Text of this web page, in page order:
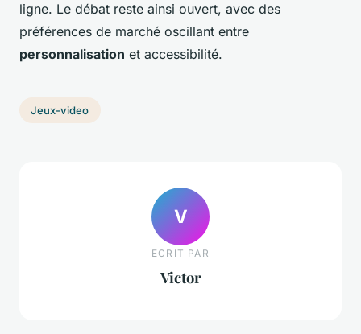
ligne. Le débat reste ainsi ouvert, avec des
préférences de marché oscillant entre
personnalisation et accessibilité.
Jeux-video
V
ECRIT PAR
Victor